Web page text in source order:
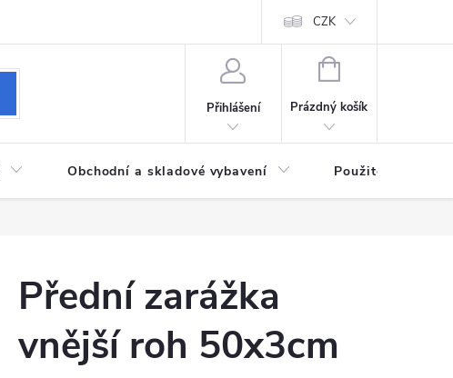
CZK
Přihlášení
NÁKUPNÍ
Prázdný košík
Obchodní a skladové vybavení Použité
Přední zarážka
vnější roh 50x3cm